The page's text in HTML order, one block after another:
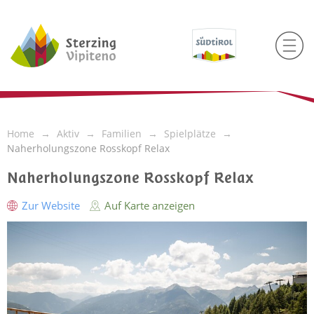
Home Aktiv Familien
Spielplätze
Naherholungszone Rosskopf Relax
Naherholungszone Rosskopf Relax
Zur Website Auf Karte anzeigen